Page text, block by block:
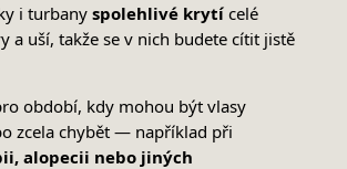
i turbany spolehlivé krytícelé
a uší, takže se v nich budete cítit jistě
období, kdy mohou být vlasy
zcela chybět — například při
alopecii nebo jiných